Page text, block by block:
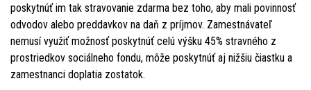
poskytnúť im tak stravovanie zdarma bez toho, aby mali povinnosť
odvodov alebo preddavkov na daň z príjmov. Zamestnávateľ
nemusí využiť možnosť poskytnúť celú výšku 45% stravného z
prostriedkov sociálneho fondu, môže poskytnúť aj nižšiu čiastku a
zamestnanci doplatia zostatok.